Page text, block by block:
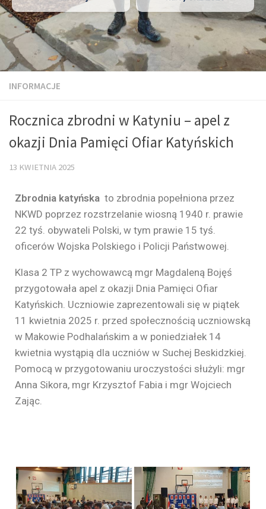
INFORMACJE
Rocznica zbrodni w Katyniu – apel z
okazji Dnia Pamięci Ofiar Katyńskich
13 KWIETNIA 2025
Zbrodnia katyńska to zbrodnia popełniona przez
NKWD poprzez rozstrzelanie wiosną 1940 r. prawie
22 tyś. obywateli Polski, w tym prawie 15 tyś.
oficerów Wojska Polskiego i Policji Państwowej.
Klasa 2 TP z wychowawcą mgr Magdaleną Bojęś
przygotowała apel z okazji Dnia Pamięci Ofiar
Katyńskich. Uczniowie zaprezentowali się w piątek
11 kwietnia 2025 r. przed społecznością uczniowską
w Makowie Podhalańskim a w poniedziałek 14
kwietnia wystąpią dla uczniów w Suchej Beskidzkiej.
Pomocą w przygotowaniu uroczystości służyli: mgr
Anna Sikora, mgr Krzysztof Fabia i mgr Wojciech
Zając.